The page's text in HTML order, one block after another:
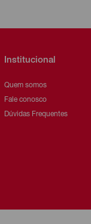
Institucional
Quem somos
Fale conosco
Dúvidas Frequentes